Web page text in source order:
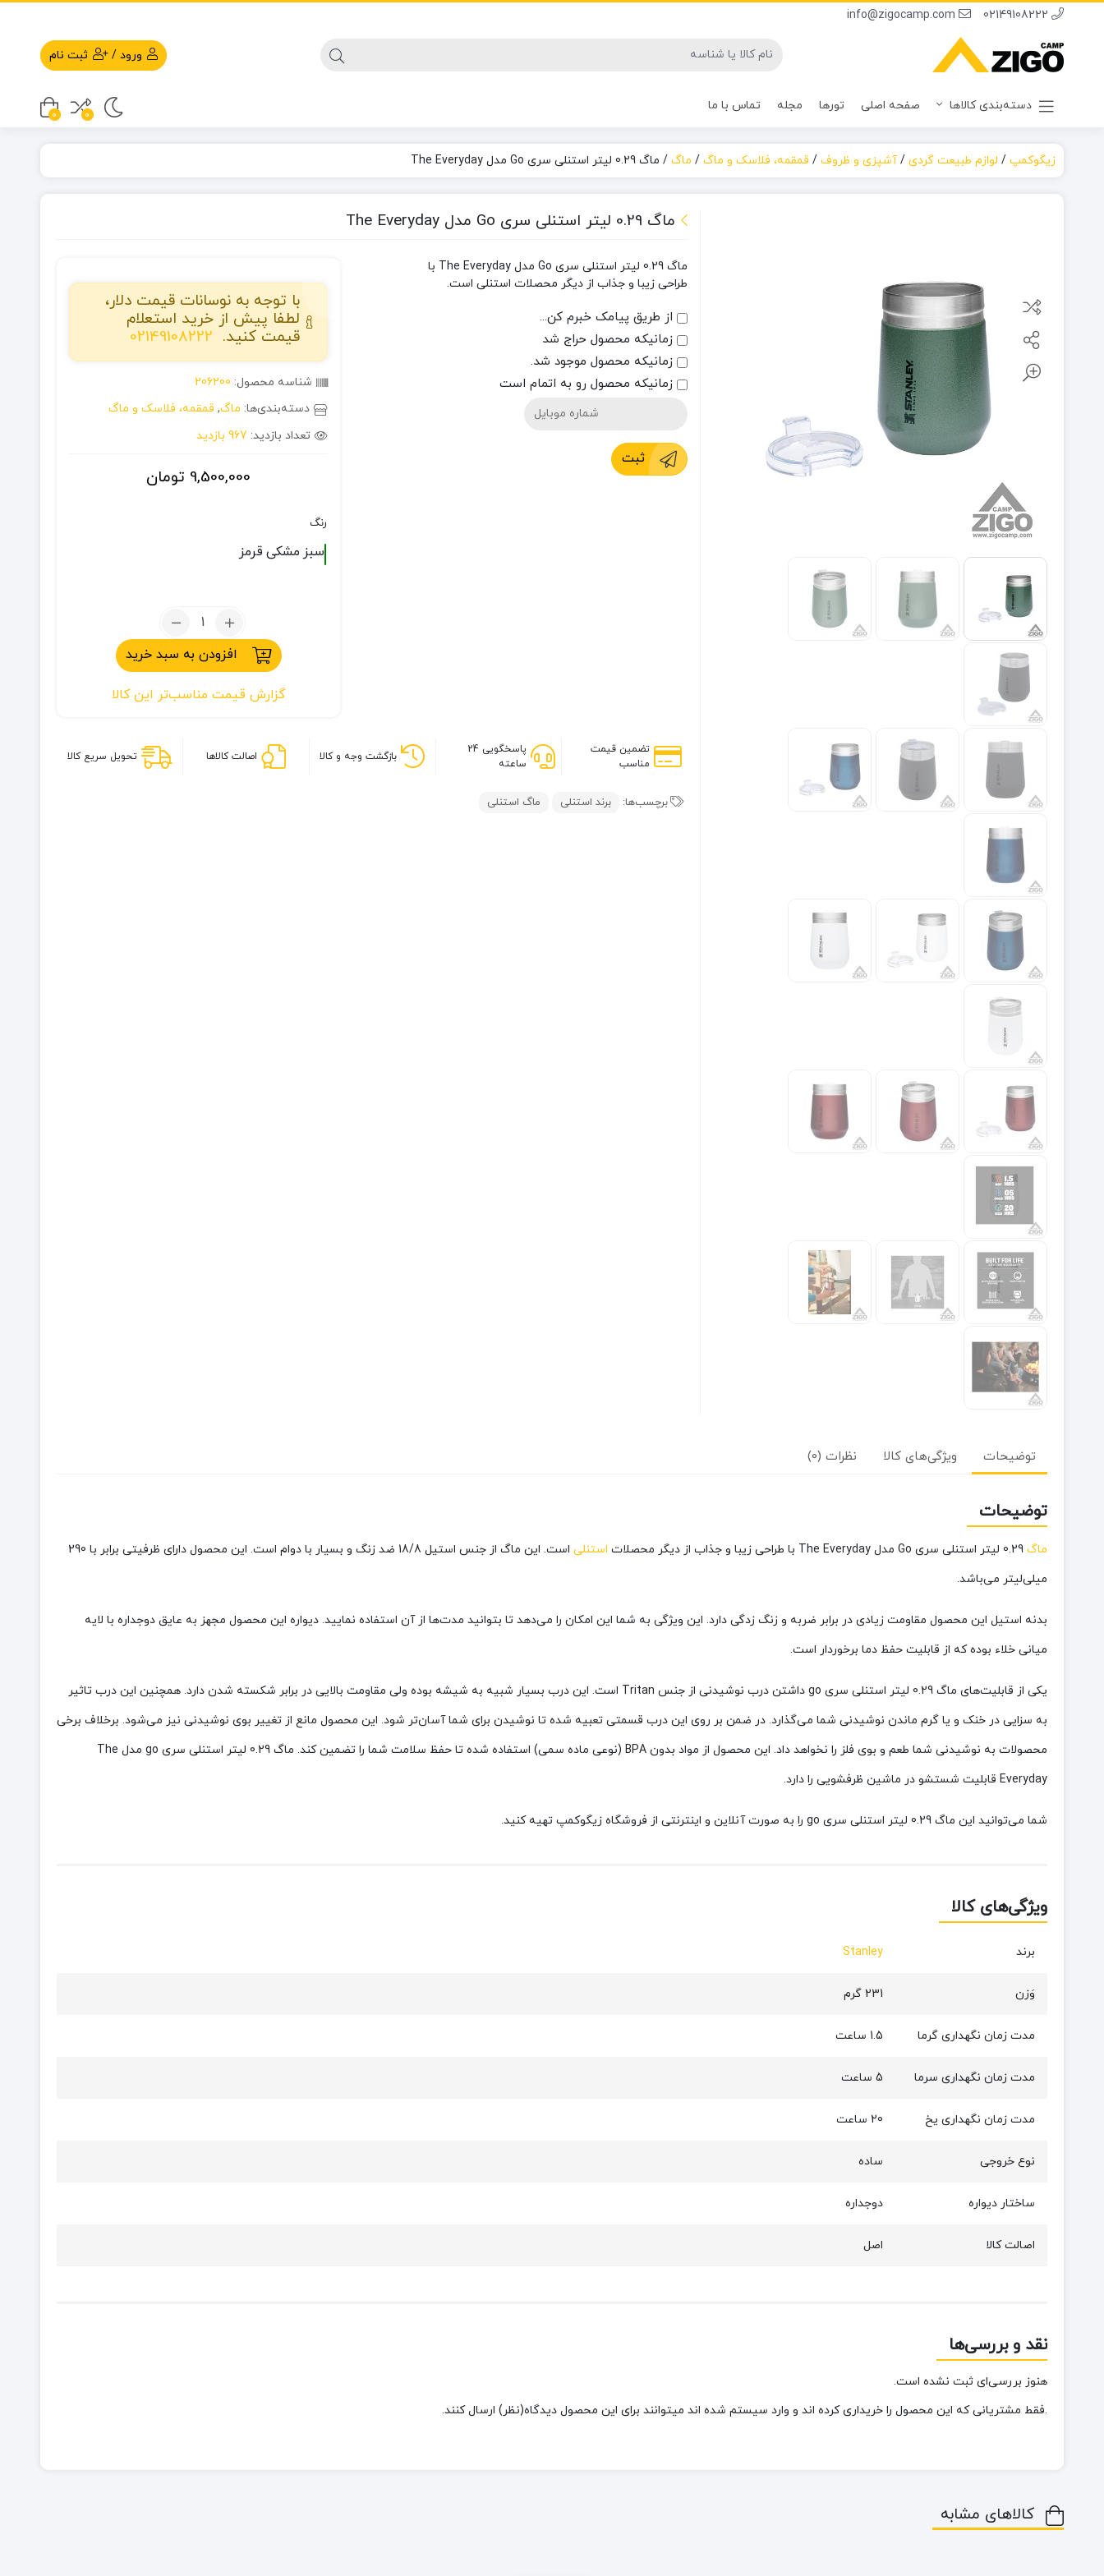
02149108222
info@zigocamp.com
ورود / ثبت نام
دسته‌بندی کالاها صفحه اصلی تورها مجله تماس با ما
0
0
زیگوکمپ/ لوازم طبیعت گردی/آشپزی و ظروف/ قمقمه، فلاسک و ماگ/ ماگ/ ماگ 0.29 لیتر استنلی سری Go مدل The Everyday
ماگ 0.29 لیتر استنلی سری Go مدل The Everyday
ماگ 0.29 لیتر استنلی سری Go مدل The Everyday با
طراحی زیبا و جذاب از دیگر محصلات استنلی است.
از طریق پیامک خبرم کن...
زمانیکه محصول حراج شد
زمانیکه محصول موجود شد.
زمانیکه محصول رو به اتمام است
ثبت
با توجه به نوسانات قیمت دلار،
لطفا پیش از خرید استعلام
قیمت کنید. 02149108222
شناسه محصول: 206200
دسته‌بندی‌ها: ماگ, قمقمه، فلاسک و ماگ
تعداد بازدید: 967 بازدید
9,500,000 تومان
رنگ
سبز مشکی قرمز
تعداد:
ماگ
0.29
لیتر
استنلی
مدل
افزودن به سبد خرید
گزارش قیمت مناسب‌تر این کالا
تضمین قیمت
مناسب
پاسخگویی 24
ساعته
بازگشت وجه و کالا اصالت کالاها تحویل سریع کالا
برچسب‌ها: برند استنلی ماگ استنلی
توضیحات ویژگی‌های کالا نظرات (0)
توضیحات
ماگ0.29 لیتر استنلی سری Go مدل The Everyday با طراحی زیبا و جذاب از دیگر محصلات استنلی
است. این ماگ از جنس استیل 18/8 ضد زنگ و بسیار با دوام است. این محصول دارای ظرفیتی برابر با 290
میلی‌لیتر می‌باشد.
بدنه استیل این محصول مقاومت زیادی در برابر ضربه و زنگ زدگی دارد. این ویژگی به شما این امکان را می‌دهد تا بتوانید مدت‌ها از آن استفاده نمایید. دیواره این محصول مجهز به عایق دوجداره با لایه
میانی خلاء بوده که از قابلیت حفظ دما برخوردار است.
یکی از قابلیت‌های ماگ 0.29 لیتر استنلی سری go داشتن درب نوشیدنی از جنس Tritan است. این درب بسیار شبیه به شیشه بوده ولی مقاومت بالایی در برابر شکسته شدن دارد. همچنین این درب تاثیر
به سزایی در خنک و یا گرم ماندن نوشیدنی شما می‌گذارد. در ضمن بر روی این درب قسمتی تعبیه شده تا نوشیدن برای شما آسان‌تر شود. این محصول مانع از تغییر بوی نوشیدنی نیز می‌شود. برخلاف برخی
محصولات به نوشیدنی شما طعم و بوی فلز را نخواهد داد. این محصول از مواد بدون BPA (نوعی ماده سمی) استفاده شده تا حفظ سلامت شما را تضمین کند. ماگ 0.29 لیتر استنلی سری go مدل The
Everyday قابلیت شستشو در ماشین ظرفشویی را دارد.
شما می‌توانید این ماگ 0.29 لیتر استنلی سری go را به صورت آنلاین و اینترنتی از فروشگاه زیگوکمپ تهیه کنید.
ویژگی‌های کالا
برند Stanley
وَزن 231 گرم
مدت زمان نگهداری گرما 1.5 ساعت
مدت زمان نگهداری سرما 5 ساعت
مدت زمان نگهداری یخ 20 ساعت
نوع خروجی ساده
ساختار دیواره دوجداره
اصالت کالا اصل
نقد و بررسی‌ها
هنوز بررسی‌ای ثبت نشده است.
.فقط مشتریانی که این محصول را خریداری کرده اند و وارد سیستم شده اند میتوانند برای این محصول دیدگاه(نظر) ارسال کنند.
کالاهای مشابه